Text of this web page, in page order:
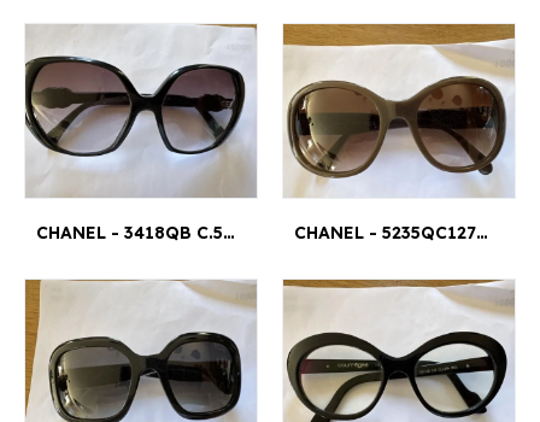
CHANEL - 3418QB C.501 54D26 140 CHANEL - 5235QC1276/3B 56*18 136